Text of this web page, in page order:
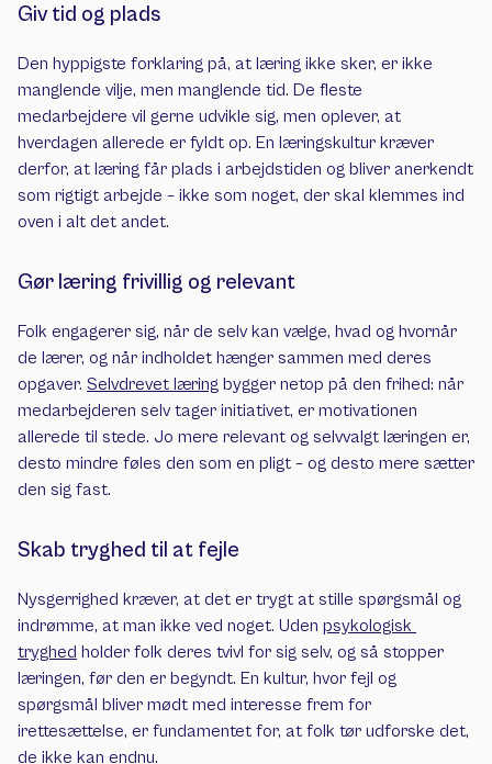
Giv tid og plads
Den hyppigste forklaring på, at læring ikke sker, er ikke
manglende vilje, men manglende tid. De fleste
medarbejdere vil gerne udvikle sig, men oplever, at
hverdagen allerede er fyldt op. En læringskultur kræver
derfor, at læring får plads i arbejdstiden og bliver anerkendt
som rigtigt arbejde – ikke som noget, der skal klemmes ind
oven i alt det andet.
Gør læring frivillig og relevant
Folk engagerer sig, når de selv kan vælge, hvad og hvornår
de lærer, og når indholdet hænger sammen med deres
opgaver. Selvdrevet læring bygger netop på den frihed: når
medarbejderen selv tager initiativet, er motivationen
allerede til stede. Jo mere relevant og selvvalgt læringen er,
desto mindre føles den som en pligt – og desto mere sætter
den sig fast.
Skab tryghed til at fejle
Nysgerrighed kræver, at det er trygt at stille spørgsmål og
indrømme, at man ikke ved noget. Uden psykologisk
tryghed holder folk deres tvivl for sig selv, og så stopper
læringen, før den er begyndt. En kultur, hvor fejl og
spørgsmål bliver mødt med interesse frem for
irettesættelse, er fundamentet for, at folk tør udforske det,
de ikke kan endnu.